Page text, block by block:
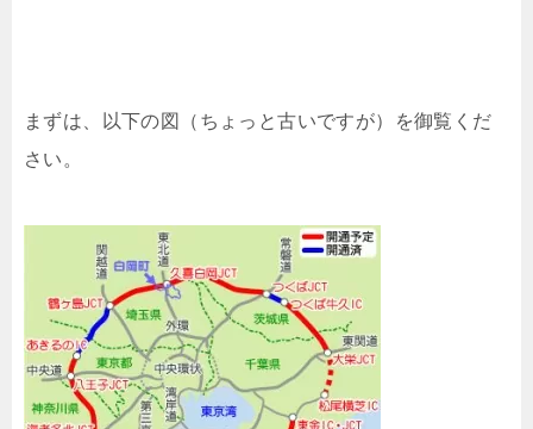
まずは、以下の図（ちょっと古いですが）を御覧くだ
さい。